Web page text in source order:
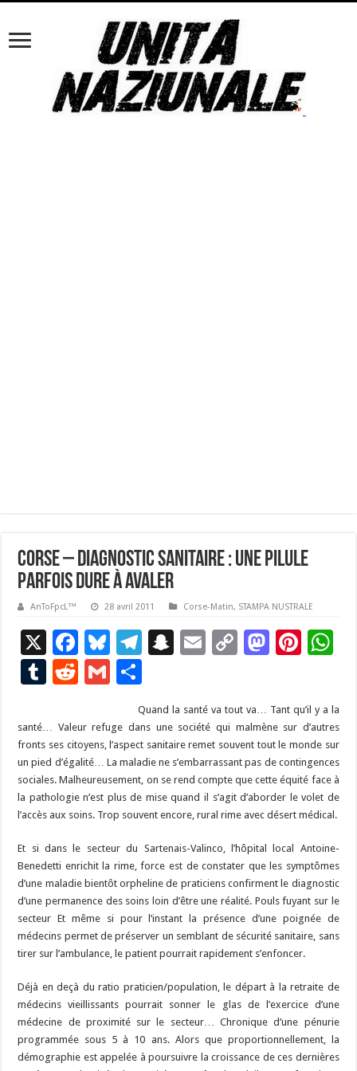
Corse – Diagnostic sanitaire : une pilule
parfois dure à avaler
AnToFpcL™ 28 avril 2011 Corse-Matin, STAMPA NUSTRALE
X
F
ac
e
b
o
o
k
Bl
u
es
ky
T
gr
a
m
S
p
c
h
at
E
l
C
y
Li
n
k
M
d
o
n
Pi
es
t
p
p
T
m
bl
r
R
d
di
t
G
ai
l
ta
g
er
Quand la santé va tout va… Tant qu’il y a la
santé… Valeur refuge dans une société qui malmène sur d’autres
fronts ses citoyens, l’aspect sanitaire remet souvent tout le monde sur
un pied d’égalité… La maladie ne s’embarrassant pas de contingences
sociales. Malheureusement, on se rend compte que cette équité face à
la pathologie n’est plus de mise quand il s’agit d’aborder le volet de
l’accès aux soins. Trop souvent encore, rural rime avec désert médical.
Et si dans le secteur du Sartenais-Valinco, l’hôpital local Antoine-
Benedetti enrichit la rime, force est de constater que les symptômes
d’une maladie bientôt orpheline de praticiens confirment le diagnostic
d’une permanence des soins loin d’être une réalité. Pouls fuyant sur le
secteur Et même si pour l’instant la présence d’une poignée de
médecins permet de préserver un semblant de sécurité sanitaire, sans
tirer sur l’ambulance, le patient pourrait rapidement s’enfoncer.
Déjà en deçà du ratio praticien/population, le départ à la retraite de
médecins vieillissants pourrait sonner le glas de l’exercice d’une
médecine de proximité sur le secteur… Chronique d’une pénurie
programmée sous 5 à 10 ans. Alors que proportionnellement, la
démographie est appelée à poursuivre la croissance de ces dernières